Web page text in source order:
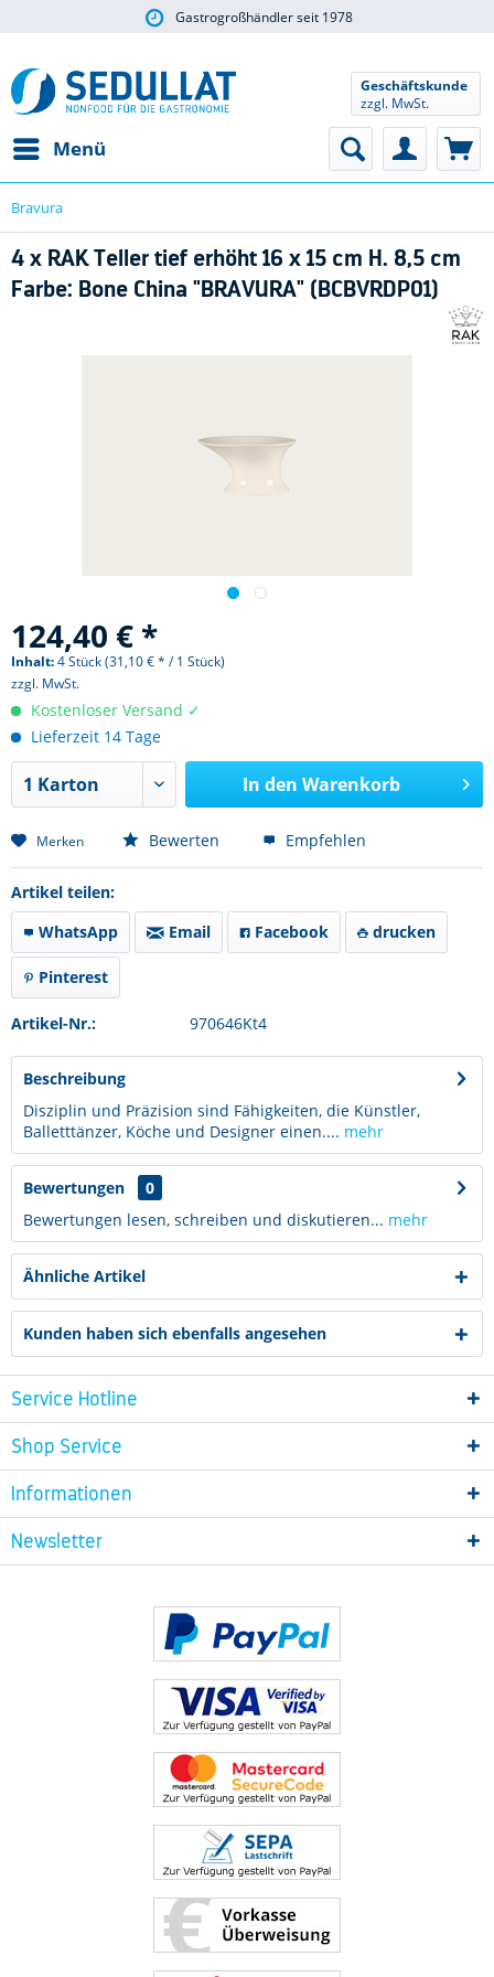
Gastrogroßhändler seit 1978
Menü
Geschäftskunde
zzgl. MwSt.
Bravura
4 x RAK Teller tief erhöht 16 x 15 cm H. 8,5 cm
Farbe: Bone China "BRAVURA" (BCBVRDP01)
124,40 € *
Inhalt:4 Stück (31,10 € * / 1 Stück)
zzgl. MwSt.
Kostenloser Versand ✓
Lieferzeit 14 Tage
In den Warenkorb
Merken Bewerten Empfehlen
Artikel teilen:
WhatsApp
Email Facebook drucken
Pinterest
Artikel-Nr.: 970646Kt4
Beschreibung
Disziplin und Präzision sind Fähigkeiten, die Künstler,
Balletttänzer, Köche und Designer einen.... mehr
Bewertungen
0
Bewertungen lesen, schreiben und diskutieren... mehr
Ähnliche Artikel
Kunden haben sich ebenfalls angesehen
Service Hotline
Shop Service
Informationen
Newsletter